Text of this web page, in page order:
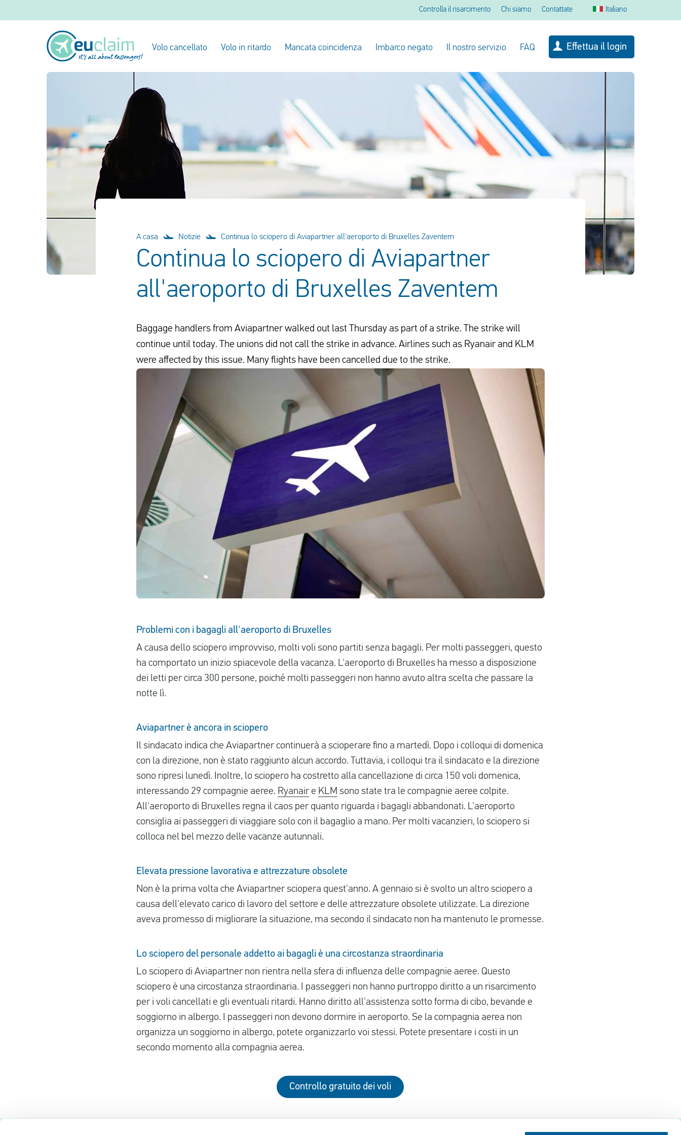
Controlla il risarcimento Chi siamo Contattate Italiano
Volo cancellato Volo in ritardo Mancata coincidenza Imbarco negato Il nostro servizio FAQ Effettua il login
A casa Notizie Continua lo sciopero di Aviapartner all'aeroporto di Bruxelles Zaventem
Continua lo sciopero di Aviapartner
all'aeroporto di Bruxelles Zaventem
Baggage handlers from Aviapartner walked out last Thursday as part of a strike. The strike will
continue until today. The unions did not call the strike in advance. Airlines such as Ryanair and KLM
were affected by this issue. Many flights have been cancelled due to the strike.
Problemi con i bagagli all'aeroporto di Bruxelles
A causa dello sciopero improvviso, molti voli sono partiti senza bagagli. Per molti passeggeri, questo
ha comportato un inizio spiacevole della vacanza. L'aeroporto di Bruxelles ha messo a disposizione
dei letti per circa 300 persone, poiché molti passeggeri non hanno avuto altra scelta che passare la
notte lì.
Aviapartner è ancora in sciopero
Il sindacato indica che Aviapartner continuerà a scioperare fino a martedì. Dopo i colloqui di domenica
con la direzione, non è stato raggiunto alcun accordo. Tuttavia, i colloqui tra il sindacato e la direzione
sono ripresi lunedì. Inoltre, lo sciopero ha costretto alla cancellazione di circa 150 voli domenica,
interessando 29 compagnie aeree. Ryanaire KLM sono state tra le compagnie aeree colpite.
All'aeroporto di Bruxelles regna il caos per quanto riguarda i bagagli abbandonati. L'aeroporto
consiglia ai passeggeri di viaggiare solo con il bagaglio a mano. Per molti vacanzieri, lo sciopero si
colloca nel bel mezzo delle vacanze autunnali.
Elevata pressione lavorativa e attrezzature obsolete
Non è la prima volta che Aviapartner sciopera quest'anno. A gennaio si è svolto un altro sciopero a
causa dell'elevato carico di lavoro del settore e delle attrezzature obsolete utilizzate. La direzione
aveva promesso di migliorare la situazione, ma secondo il sindacato non ha mantenuto le promesse.
Lo sciopero del personale addetto ai bagagli è una circostanza straordinaria
Lo sciopero di Aviapartner non rientra nella sfera di influenza delle compagnie aeree. Questo
sciopero è una circostanza straordinaria. I passeggeri non hanno purtroppo diritto a un risarcimento
per i voli cancellati e gli eventuali ritardi. Hanno diritto all'assistenza sotto forma di cibo, bevande e
soggiorno in albergo. I passeggeri non devono dormire in aeroporto. Se la compagnia aerea non
organizza un soggiorno in albergo, potete organizzarlo voi stessi. Potete presentare i costi in un
secondo momento alla compagnia aerea.
Controllo gratuito dei voli